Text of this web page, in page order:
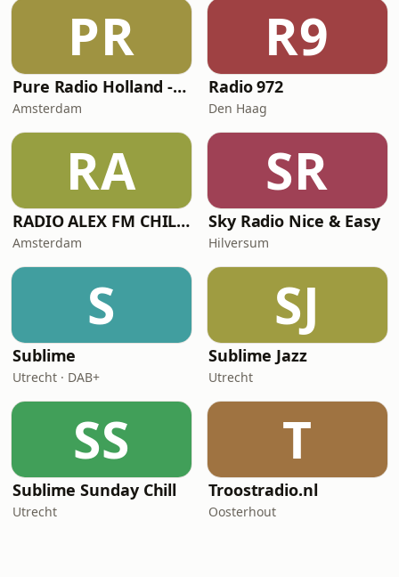
PR
Pure Radio Holland - Downtempo Channel
Amsterdam
R9
Radio 972
Den Haag
RA
RADIO ALEX FM CHILL-OUT
Amsterdam
SR
Sky Radio Nice & Easy
Hilversum
S
Sublime
Utrecht · DAB+
SJ
Sublime Jazz
Utrecht
SS
Sublime Sunday Chill
Utrecht
T
Troostradio.nl
Oosterhout